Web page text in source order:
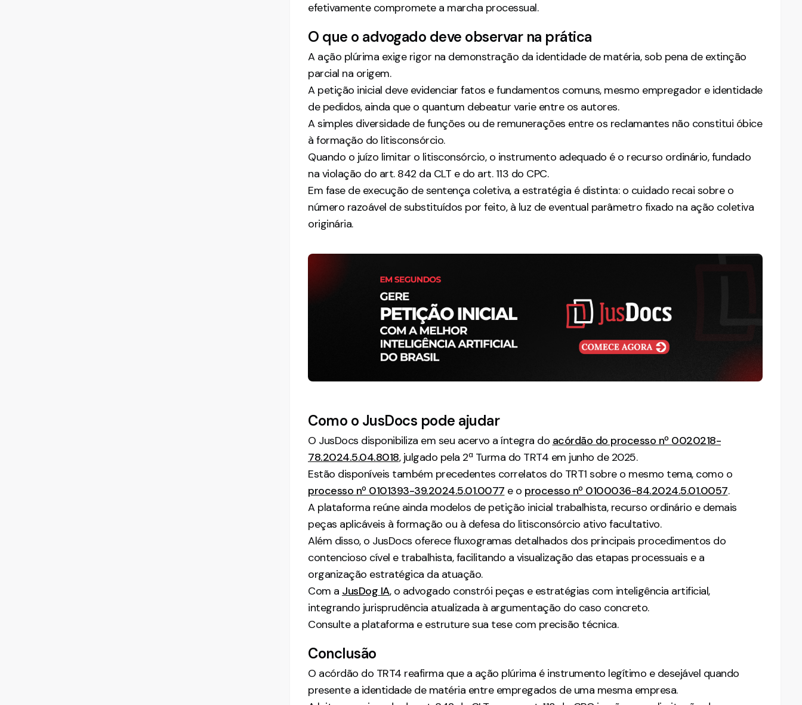
efetivamente compromete a marcha processual.
O que o advogado deve observar na prática
A ação plúrima exige rigor na demonstração da identidade de matéria, sob pena de extinção
parcial na origem.
A petição inicial deve evidenciar fatos e fundamentos comuns, mesmo empregador e identidade
de pedidos, ainda que o quantum debeatur varie entre os autores.
A simples diversidade de funções ou de remunerações entre os reclamantes não constitui óbice
à formação do litisconsórcio.
Quando o juízo limitar o litisconsórcio, o instrumento adequado é o recurso ordinário, fundado
na violação do art. 842 da CLT e do art. 113 do CPC.
Em fase de execução de sentença coletiva, a estratégia é distinta: o cuidado recai sobre o
número razoável de substituídos por feito, à luz de eventual parâmetro fixado na ação coletiva
originária.
Como o JusDocs pode ajudar
O JusDocs disponibiliza em seu acervo a íntegra do acórdão do processo nº 0020218-
78.2024.5.04.8018, julgado pela 2ª Turma do TRT4 em junho de 2025.
Estão disponíveis também precedentes correlatos do TRT1 sobre o mesmo tema, como o
processo nº 0101393-39.2024.5.01.0077 e o processo nº 0100036-84.2024.5.01.0057.
A plataforma reúne ainda modelos de petição inicial trabalhista, recurso ordinário e demais
peças aplicáveis à formação ou à defesa do litisconsórcio ativo facultativo.
Além disso, o JusDocs oferece fluxogramas detalhados dos principais procedimentos do
contencioso cível e trabalhista, facilitando a visualização das etapas processuais e a
organização estratégica da atuação.
Com a JusDog IA, o advogado constrói peças e estratégias com inteligência artificial,
integrando jurisprudência atualizada à argumentação do caso concreto.
Consulte a plataforma e estruture sua tese com precisão técnica.
Conclusão
O acórdão do TRT4 reafirma que a ação plúrima é instrumento legítimo e desejável quando
presente a identidade de matéria entre empregados de uma mesma empresa.